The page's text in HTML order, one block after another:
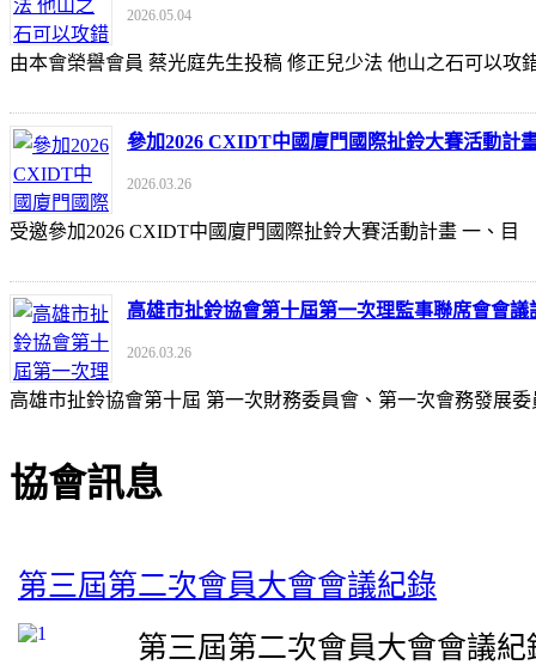
2026.05.04
由本會榮譽會員 蔡光庭先生投稿 修正兒少法 他山之石可以攻
參加2026 CXIDT中國廈門國際扯鈴大賽活動計
2026.03.26
受邀參加2026 CXIDT中國廈門國際扯鈴大賽活動計畫 一、
高雄市扯鈴協會第十屆第一次理監事聯席會會議
2026.03.26
高雄市扯鈴協會第十屆 第一次財務委員會、第一次會務發展
協會訊息
第三屆第二次會員大會會議紀錄
第三屆第二次會員大會會議紀